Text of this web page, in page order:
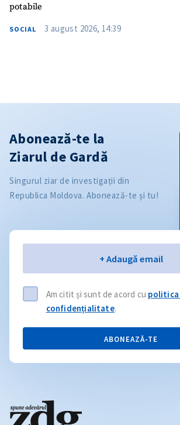
potabile
SOCIAL 3 august 2026, 14:39
Abonează-te la
Ziarul de Gardă
Singurul ziar de investigații din
Republica Moldova. Abonează-te și tu!
+ Adaugă email
Am citit și sunt de acord cu politica
confidențialitate.
ABONEAZĂ-TE